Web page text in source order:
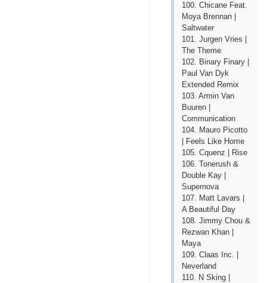
100. Chicane Feat.
Moya Brennan |
Saltwater
101. Jurgen Vries |
The Theme
102. Binary Finary |
Paul Van Dyk
Extended Remix
103. Armin Van
Buuren |
Communication
104. Mauro Picotto
| Feels Like Home
105. Cquenz | Rise
106. Tonerush &
Double Kay |
Supernova
107. Matt Lavars |
A Beautiful Day
108. Jimmy Chou &
Rezwan Khan |
Maya
109. Claas Inc. |
Neverland
110. N Sking |